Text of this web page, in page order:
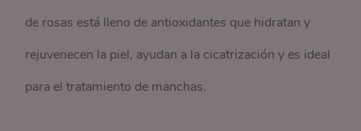
de rosas está lleno de antioxidantes que hidratan y
rejuvenecen la piel, ayudan a la cicatrización y es ideal
para el tratamiento de manchas.